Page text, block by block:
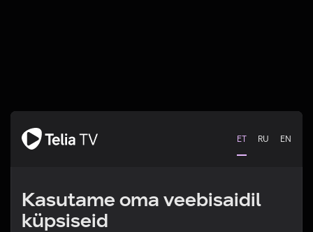
ET RU EN
Kasutame oma veebisaidil
küpsiseid